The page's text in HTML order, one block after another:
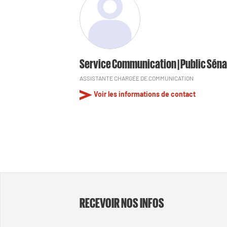
Service Communication | Public
ASSISTANTE CHARGÉE DE COMMUNICATION
Voir les informations de contact
RECEVOIR NOS INFOS